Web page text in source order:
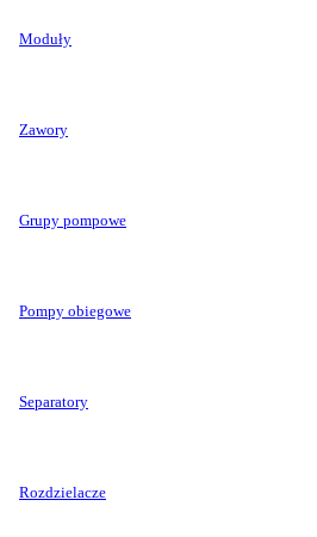
Moduły
Zawory
Grupy pompowe
Pompy obiegowe
Separatory
Rozdzielacze